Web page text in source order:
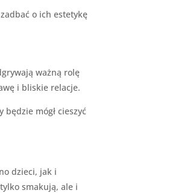
o ich estetykę
ważną rolę
i bliskie relacje.
mógł cieszyć
dzieci, jak i
smakują, ale i